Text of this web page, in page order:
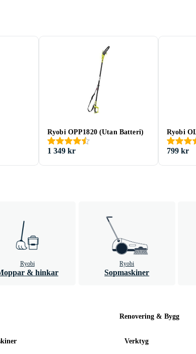
Ryobi OPP1820 (Utan Batteri)
1 349 kr
Ryobi
799 kr
Ryobi
& hinkar
Ryobi
Sopmaskiner
Renovering & Bygg
Verktyg